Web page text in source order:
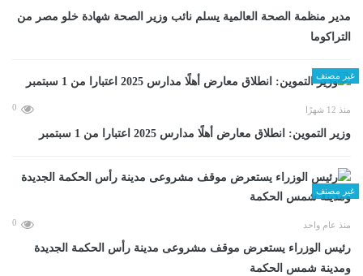
مدير منظمة الصحة العالمية يسلم نائب وزير الصحة شهادة خلو مصر من
التراكوما
غير مصنف
منذ 12 شهرًا 0
وزير التموين: انطلاق معارض أهلًا مدارس 2025 اعتبارا من 1 سبتمبر
غير مصنف
منذ عام واحد 0
رئيس الوزراء يستعرض موقف مشروعى مدينة رأس الحكمة الجديدة
ومدينة شمس الحكمة